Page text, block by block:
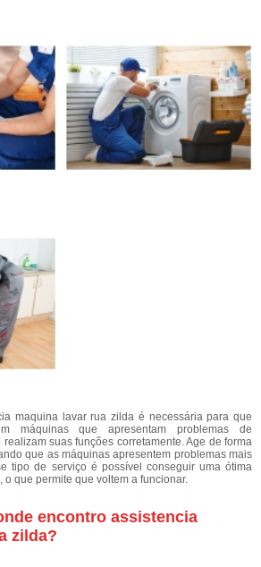
maquina lavar rua zilda é necessária para que
máquinas que apresentam problemas de
suas funções corretamente. Age de forma
que as máquinas apresentem problemas mais
tipo de serviço é possível conseguir uma ótima
que permite que voltem a funcionar.
encontro assistencia
zilda?